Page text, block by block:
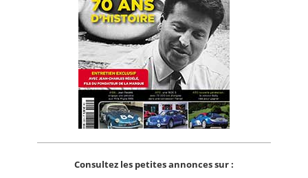
Consultez les petites annonces sur :